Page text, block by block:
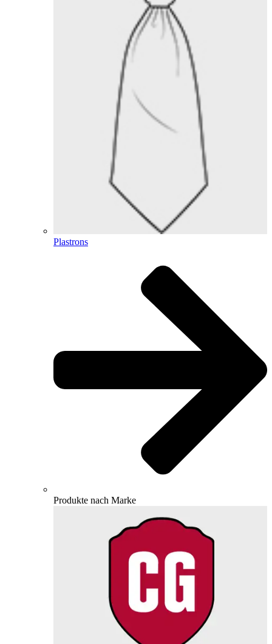
Plastrons
Produkte nach Marke